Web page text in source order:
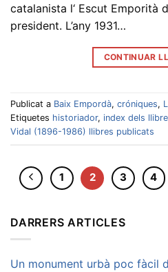
catalanista l‘ Escut Emporità
president. L’any 1931…
CONTINUAR
Publicat a Baix Empordà, cróniques,
Etiquetes historiador, index dels
Vidal (1896-1986) llibres publicats
1 2 3 4
DARRERS ARTICLES
Un monument urbà poc fàcil